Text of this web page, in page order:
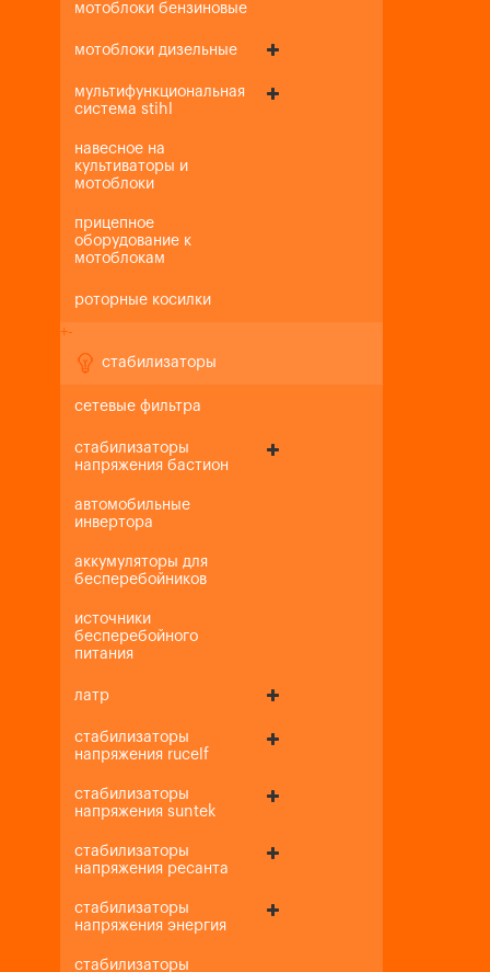
мотоблоки бензиновые
мотоблоки дизельные
мультифункциональная
система stihl
навесное на
культиваторы и
мотоблоки
прицепное
оборудование к
мотоблокам
роторные косилки
+-
стабилизаторы
сетевые фильтра
стабилизаторы
напряжения бастион
автомобильные
инвертора
аккумуляторы для
бесперебойников
источники
бесперебойного
питания
латр
стабилизаторы
напряжения rucelf
стабилизаторы
напряжения suntek
стабилизаторы
напряжения ресанта
стабилизаторы
напряжения энергия
стабилизаторы